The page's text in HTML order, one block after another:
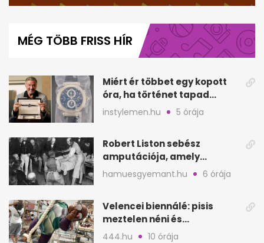
minutes,
MÉG TÖBB FRISS HÍR
Miért ér többet egy kopott
óra, ha történet tapad
hozzá?
instylemen.hu 5 órája
Robert Liston sebész
amputációja, amely
állítólag három életet
követelt
hamuesgyemant.hu 6 órája
Velencei biennálé: pisis
meztelen néni és
kölcsönbabák, sirályok közt
444.hu 10 órája